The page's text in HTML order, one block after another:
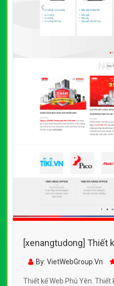
[xenangtudong] Thiết
hmh.com.vn
By: VietWebGroup.Vn
Thiết kế Web Phú Yên.